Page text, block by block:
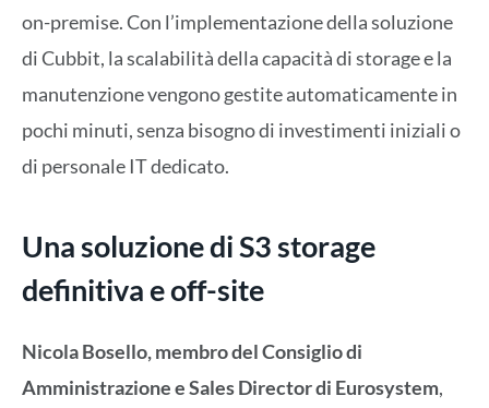
on-premise. Con l’implementazione della soluzione
di Cubbit, la scalabilità della capacità di storage e la
manutenzione vengono gestite automaticamente in
pochi minuti, senza bisogno di investimenti iniziali o
di personale IT dedicato.
Una soluzione di S3 storage
definitiva e off-site
Nicola Bosello, membro del Consiglio di
Amministrazione e Sales Director di Eurosystem,